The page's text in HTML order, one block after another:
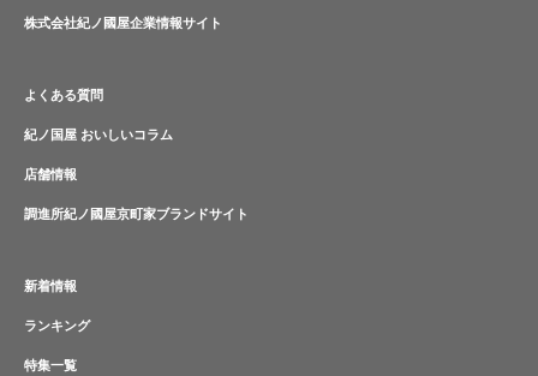
株式会社紀ノ國屋企業情報サイト
よくある質問
紀ノ国屋 おいしいコラム
店舗情報
調進所紀ノ國屋京町家ブランドサイト
新着情報
ランキング
特集一覧